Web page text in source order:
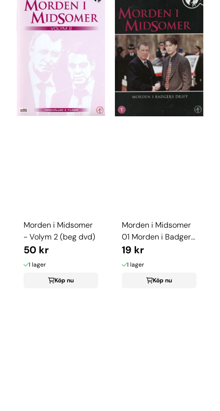
Morden i Midsomer
- Volym 2 (beg dvd)
50 kr
I lager
Köp nu
Morden i Midsomer
01 Morden i Badgers
Drift (dvd) ...
19 kr
I lager
Köp nu